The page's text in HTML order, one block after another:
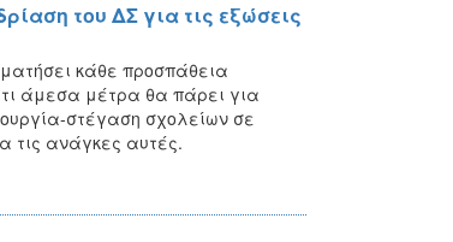
του ΔΣ για τις εξώσεις
κάθε προσπάθεια
άμεσα μέτρα θα πάρει για
στέγαση σχολείων σε
τις ανάγκες αυτές.